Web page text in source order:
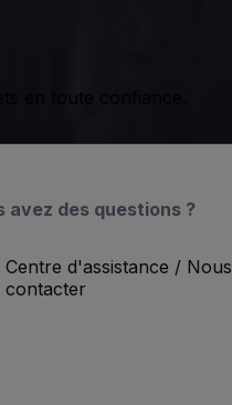
en toute confiance.
avez des questions ?
Centre d'assistance / Nous
contacter